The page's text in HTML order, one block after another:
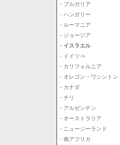
- ブルガリア
- ハンガリー
- ルーマニア
- ジョージア
- イスラエル
- ドイツ->
- カリフォルニア
- オレゴン・ワシントン
- カナダ
- チリ
- アルゼンチン
- オーストラリア
- ニュージーランド
- 南アフリカ